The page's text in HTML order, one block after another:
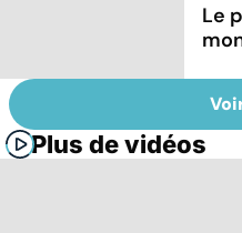
Le
Plus de vidéos